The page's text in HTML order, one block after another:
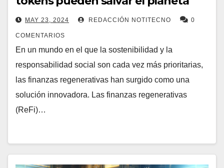
MAY 23, 2024 REDACCIÓN NOTITECNO 0
COMENTARIOS
En un mundo en el que la sostenibilidad y la
responsabilidad social son cada vez más prioritarias,
las finanzas regenerativas han surgido como una
solución innovadora. Las finanzas regenerativas
(ReFi)…